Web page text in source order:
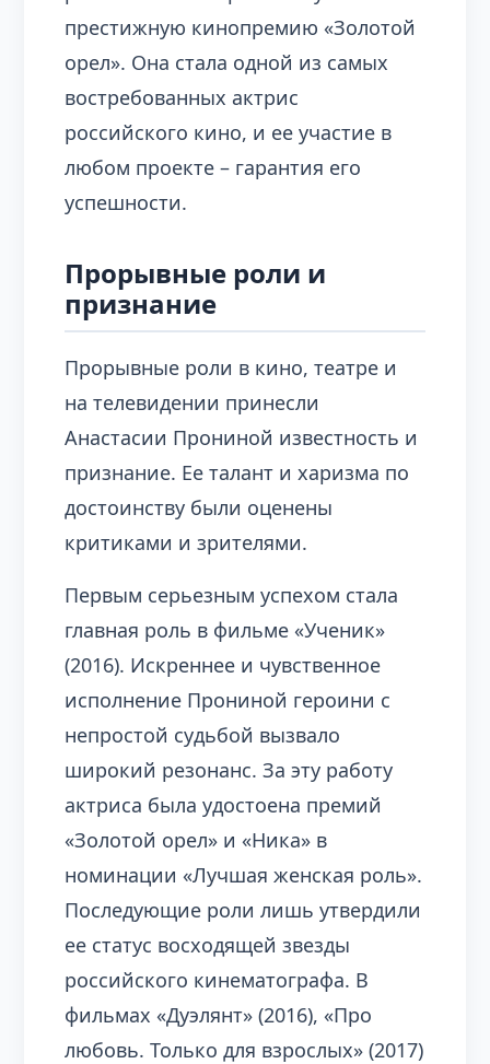
престижную кинопремию «Золотой
орел». Она стала одной из самых
востребованных актрис
российского кино, и ее участие в
любом проекте – гарантия его
успешности.
Прорывные роли и
признание
Прорывные роли в кино, театре и
на телевидении принесли
Анастасии Прониной известность и
признание. Ее талант и харизма по
достоинству были оценены
критиками и зрителями.
Первым серьезным успехом стала
главная роль в фильме «Ученик»
(2016). Искреннее и чувственное
исполнение Прониной героини с
непростой судьбой вызвало
широкий резонанс. За эту работу
актриса была удостоена премий
«Золотой орел» и «Ника» в
номинации «Лучшая женская роль».
Последующие роли лишь утвердили
ее статус восходящей звезды
российского кинематографа. В
фильмах «Дуэлянт» (2016), «Про
любовь. Только для взрослых» (2017)